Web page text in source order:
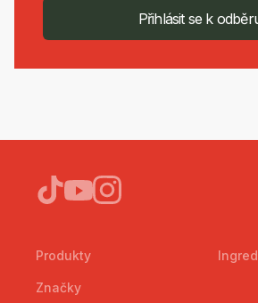
Přihlásit se k
Produkty
Značky